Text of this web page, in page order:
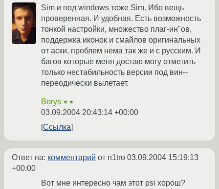
Sim и под windows тоже Sim. Ибо вещь
проверенная. И удобная. Есть возможность
тонкой настройки, множество плаг-ин"ов,
поддержка иконок и смайлов оригинальных
от аски, проблем нема так же и с русским. И
багов которые меня достаю могу отметить
только нестабильность версии под вин--
переодически вылетает.
Borys ★★
03.09.2004 20:43:14 +00:00
Ссылка
Ответ на: комментарий от n1tro 03.09.2004 15:19:13
+00:00
Вот мне интересно чам этот psi хорош?